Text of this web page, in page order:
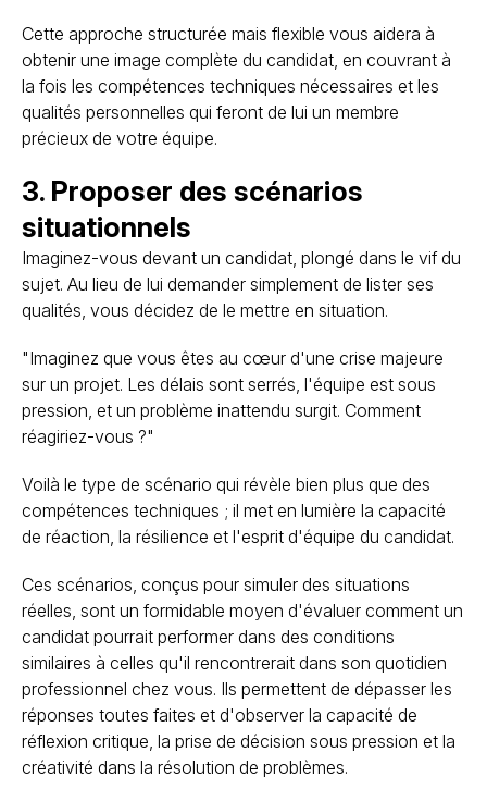
Cette approche structurée mais flexible vous aidera à
obtenir une image complète du candidat, en couvrant à
la fois les compétences techniques nécessaires et les
qualités personnelles qui feront de lui un membre
précieux de votre équipe.
3. Proposer des scénarios
situationnels
Imaginez-vous devant un candidat, plongé dans le vif du
sujet. Au lieu de lui demander simplement de lister ses
qualités, vous décidez de le mettre en situation.
"Imaginez que vous êtes au cœur d'une crise majeure
sur un projet. Les délais sont serrés, l'équipe est sous
pression, et un problème inattendu surgit. Comment
réagiriez-vous ?"
Voilà le type de scénario qui révèle bien plus que des
compétences techniques ; il met en lumière la capacité
de réaction, la résilience et l'esprit d'équipe du candidat.
Ces scénarios, conçus pour simuler des situations
réelles, sont un formidable moyen d'évaluer comment un
candidat pourrait performer dans des conditions
similaires à celles qu'il rencontrerait dans son quotidien
professionnel chez vous. Ils permettent de dépasser les
réponses toutes faites et d'observer la capacité de
réflexion critique, la prise de décision sous pression et la
créativité dans la résolution de problèmes.